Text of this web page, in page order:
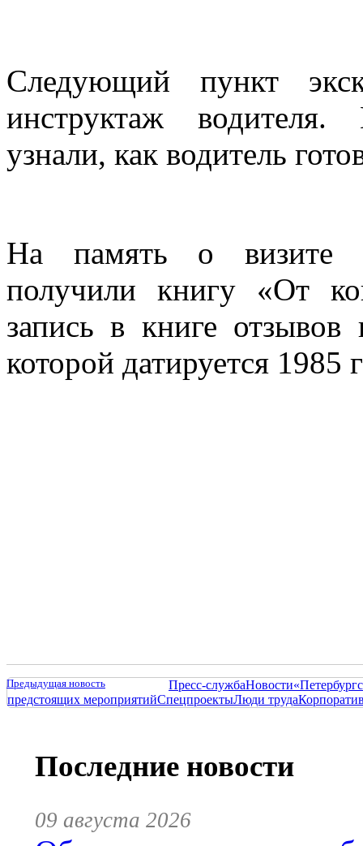
Следующий пункт
инструктаж
узнали, как водитель
На память о визите
получили книгу «От
запись в книге
которой датируется 1985
Предыдущая новость Пресс-службаНовости
предстоящих мероприятийСпецпроектыЛюди труда
Последние новости
09 августа 2026